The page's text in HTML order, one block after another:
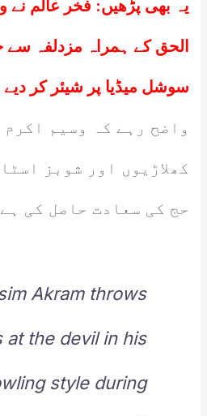
یہ بھی پڑھیں: فخر عالم نے
الحق کے ہمراہ مزدلفہ
سوشل میڈیا پر شیئر کر دیے
واضح رہے کہ وسیم
کھلاڑیوں اور شوبز
حج کی سعادت حاصل کی
Akram throws
at the devil in his
style during